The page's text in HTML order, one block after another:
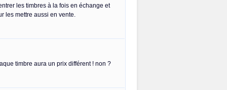
les timbres à la fois en échange et
les mettre aussi en vente.
timbre aura un prix différent ! non ?